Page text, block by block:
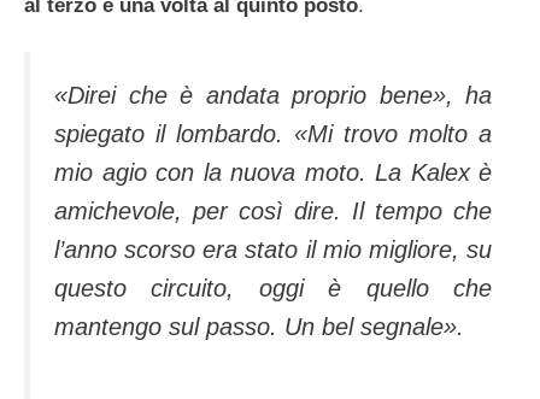
al terzo e una volta al quinto posto.
«Direi che è andata proprio bene», ha
spiegato il lombardo. «Mi trovo molto a
mio agio con la nuova moto. La Kalex è
amichevole, per così dire. Il tempo che
l’anno scorso era stato il mio migliore, su
questo circuito, oggi è quello che
mantengo sul passo. Un bel segnale».